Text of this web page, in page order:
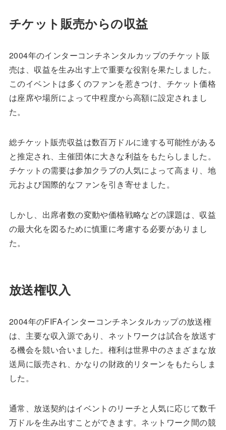
チケット販売からの収益
2004年のインターコンチネンタルカップのチケット販
売は、収益を生み出す上で重要な役割を果たしました。
このイベントは多くのファンを惹きつけ、チケット価格
は座席や場所によって中程度から高額に設定されまし
た。
総チケット販売収益は数百万ドルに達する可能性がある
と推定され、主催団体に大きな利益をもたらしました。
チケットの需要は参加クラブの人気によって高まり、地
元および国際的なファンを引き寄せました。
しかし、出席者数の変動や価格戦略などの課題は、収益
の最大化を図るために慎重に考慮する必要がありまし
た。
放送権収入
2004年のFIFAインターコンチネンタルカップの放送権
は、主要な収入源であり、ネットワークは試合を放送す
る機会を競い合いました。権利は世界中のさまざまな放
送局に販売され、かなりの財政的リターンをもたらしま
した。
通常、放送契約はイベントのリーチと人気に応じて数千
万ドルを生み出すことができます。ネットワーク間の競